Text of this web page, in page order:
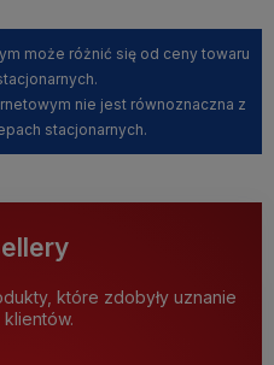
może różnić się od ceny towaru
nie jest równoznaczna z
stacjonarnych.
które zdobyły uznanie